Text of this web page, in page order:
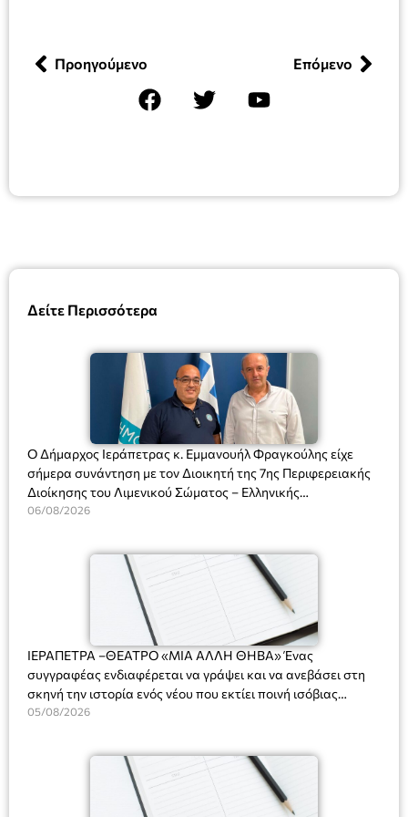
Δείτε Περισσότερα
Ο Δήμαρχος Ιεράπετρας κ. Εμμανουήλ Φραγκούλης είχε
σήμερα συνάντηση με τον Διοικητή της 7ης Περιφερειακής
Διοίκησης του Λιμενικού Σώματος – Ελληνικής
Ακτοφυλακής (Λ.Σ.-ΕΛ.ΑΚΤ.), Αρχιπλοίαρχο Λ.Σ. κ. Ιωάννη
06/08/2026
ΙΕΡΑΠΕΤΡΑ –ΘΕΑΤΡΟ «ΜΙΑ ΑΛΛΗ ΘΗΒΑ» Ένας
συγγραφέας ενδιαφέρεται να γράψει και να ανεβάσει στη
σκηνή την ιστορία ενός νέου που εκτίει ποινή ισόβιας
κάθειρξης για πατροκτονία. Ένα πολυβραβευμένο έργο για
ασθένεια, τον ερωτισμό. Ένα έργο αινιγματικό, συγκινητικό,
όσο και διασκεδαστικό. Ο διακεκριμένος σκηνοθέτης
Βαγγέλης Θεοδωρόπουλος ανέδειξε το πολυεπίπεδο αυτό
έργο, ενώ η παράσταση έχει καθιερωθεί ως σημαντικό
05/08/2026
Προηγούμενο Επόμενο